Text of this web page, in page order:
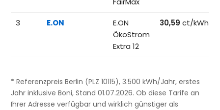
3 E.ON
E.ON
ÖkoStrom
Extra 12
30,59 ct/kWh
* Referenzpreis Berlin (PLZ 10115), 3.500 kWh/Jahr, erstes
Jahr inklusive Boni, Stand 01.07.2026. Ob diese Tarife an
Ihrer Adresse verfügbar und wirklich günstiger als